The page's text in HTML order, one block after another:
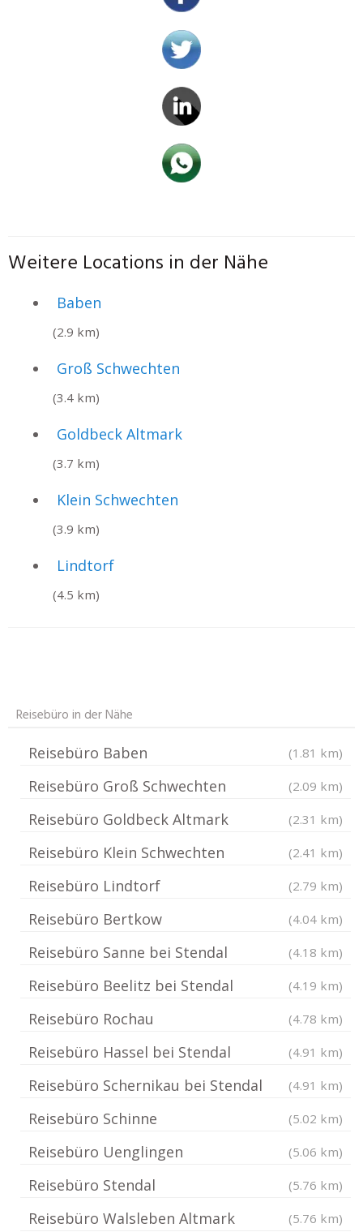
Weitere Locations in der Nähe
Baben
(2.9 km)
Groß Schwechten
(3.4 km)
Goldbeck Altmark
(3.7 km)
Klein Schwechten
(3.9 km)
Lindtorf
(4.5 km)
Reisebüro in der Nähe
Reisebüro Baben (1.81 km)
Reisebüro Groß Schwechten (2.09 km)
Reisebüro Goldbeck Altmark (2.31 km)
Reisebüro Klein Schwechten (2.41 km)
Reisebüro Lindtorf (2.79 km)
Reisebüro Bertkow (4.04 km)
Reisebüro Sanne bei Stendal (4.18 km)
Reisebüro Beelitz bei Stendal (4.19 km)
Reisebüro Rochau (4.78 km)
Reisebüro Hassel bei Stendal (4.91 km)
Reisebüro Schernikau bei Stendal (4.91 km)
Reisebüro Schinne (5.02 km)
Reisebüro Uenglingen (5.06 km)
Reisebüro Stendal (5.76 km)
Reisebüro Walsleben Altmark (5.76 km)